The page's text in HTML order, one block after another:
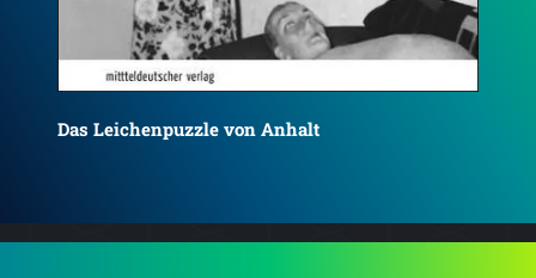
Der Mörder wohnt im selben Haus